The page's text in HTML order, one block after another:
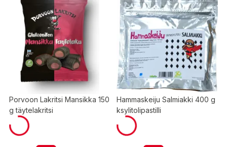
Porvoon Lakritsi Mansikka 150
g täytelakritsi
Hammaskeiju Salmiakki 400 g
ksylitolipastilli